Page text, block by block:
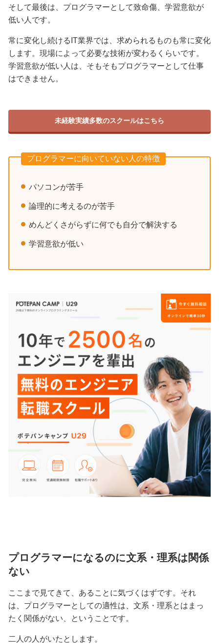
そして最後は、プログラマーとして致命傷、学習意欲が
低い人です。
常に変化し続けるIT業界では、求められるものも常に変化
します。現場によって必要な技術が変わるくらいです。
学習意欲が低い人は、そもそもプログラマーとして仕事
はできません。
未経験実績多数のスクールはこちら
プログラマーに向いていない人の特徴
パソコンが苦手
論理的に考えるのが苦手
めんどくさがらずに何でも自分で解決する
学習意欲が低い
プログラマーになるのに文系・理系は関係
ない
ここまで見てきて、あることに気づくはずです。それ
は、プログラマーとしての適性は、文系・理系とはまっ
たく関係がない、ということです。
二人の人がいたとします。